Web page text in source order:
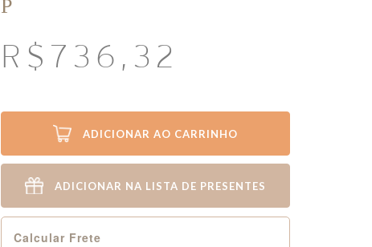
P
R$ 736,32
ADICIONAR AO CARRINHO
ADICIONAR NA LISTA DE PRESENTES
Calcular Frete